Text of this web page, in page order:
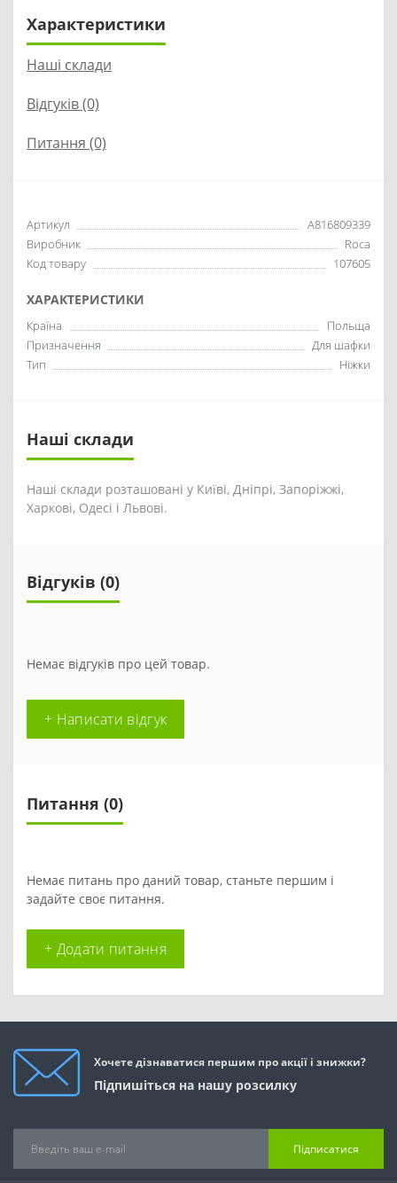
Характеристики
Наші склади
Відгуків (0)
Питання (0)
Артикул
A816809339
Виробник
Roca
Код товару
107605
ХАРАКТЕРИСТИКИ
Країна
Польща
Призначення
Для шафки
Тип
Ніжки
Наші склади
Наші склади розташовані у Київі, Дніпрі, Запоріжжі,
Харкові, Одесі і Львові.
Відгуків (0)
Немає відгуків про цей товар.
+ Написати відгук
Питання (0)
Немає питань про даний товар, станьте першим і
задайте своє питання.
+ Додати питання
Хочете дізнаватися першим про акції і знижки?
Підпишіться на нашу розсилку
Підписатися